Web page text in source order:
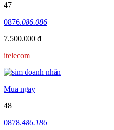
47
0876.086.086
7.500.000 ₫
itelecom
Mua ngay
48
0878.486.186